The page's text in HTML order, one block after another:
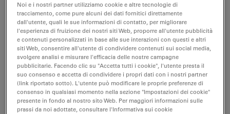
DOWNLOAD
M320 Dental Brochure MC-0008901 FR
Jul 27, 2026 PDF, 3 MB
DOWNLOAD
M320 Dental Brochure MC-0008901 IT
Noi e i nostri partner utilizziamo cookie e altre tecnologie di
tracciamento, come pure alcuni dei dati fornitici direttamente
dall'utente, quali le sue informazioni di contatto, per migliorare
l'esperienza di fruizione dei nostri siti Web, proporre all'utente pubblicità
e contenuti personalizzati in base alle sue interazioni con questi e altri
siti Web, consentire all'utente di condividere contenuti sui social media,
svolgere analisi e misurare l'efficacia delle nostre campagne
pubblicitarie. Facendo clic su "Accetta tutti i cookie", l'utente presta il
suo consenso e accetta di condividere i propri dati con i nostri partner
(link riportato sotto). L'utente può modificare le proprie preferenze di
consenso in qualsiasi momento nella sezione "Impostazioni dei cookie"
presente in fondo al nostro sito Web. Per maggiori informazioni sulle
prassi da noi adottate, consultare l'Informativa sui cookie